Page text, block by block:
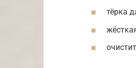
тёрка